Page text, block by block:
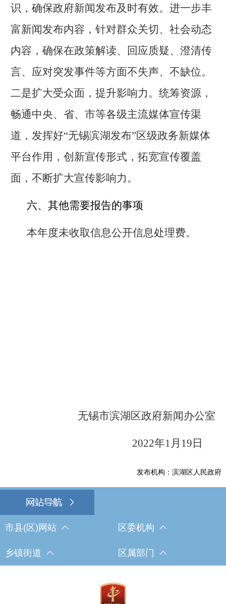
识，确保政府新闻发布及时有效。进一步丰
富新闻发布内容，针对群众关切、社会动态
内容，确保在政策解读、回应质疑、澄清传
言、应对突发事件等方面不失声、不缺位。
二是扩大受众面，提升影响力。统筹资源，
畅通中央、省、市等各级主流媒体宣传渠
道，发挥好“无锡滨湖发布”区级政务新媒体
平台作用，创新宣传形式，拓宽宣传覆盖
面，不断扩大宣传影响力。
六、其他需要报告的事项
本年度未收取信息公开信息处理费。
无锡市滨湖区政府新闻办公室
2022年1月19日
发布机构：滨湖区人民政府
市县(区)网站 区委机构
乡镇街道 区属部门